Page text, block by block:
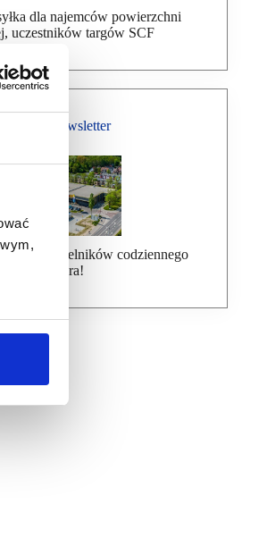
dla najemców powierzchni
uczestników targów SCF
Newsletter
7000 czytelników codziennego
newslettera!